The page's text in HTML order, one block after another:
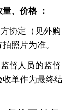
、价格 ：
协定（见外购
照片为准。
督人员的监督
单作为最终结